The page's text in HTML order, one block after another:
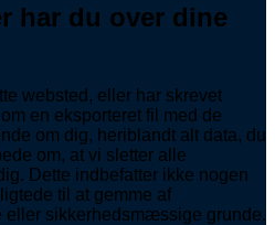
har du over dine
websted, eller har skrevet
en eksporteret fil med de
om dig, heriblandt alt data, du
om, at vi sletter alle
Dette indbefatter ikke nogen
til at gemme af
sikkerhedsmæssige grunde.